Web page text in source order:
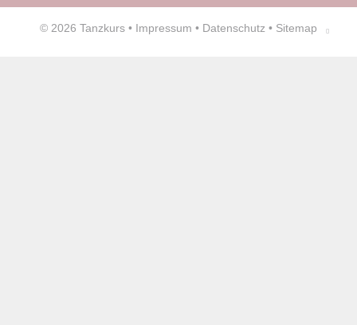
© 2026 Tanzkurs • Impressum • Datenschutz • Sitemap